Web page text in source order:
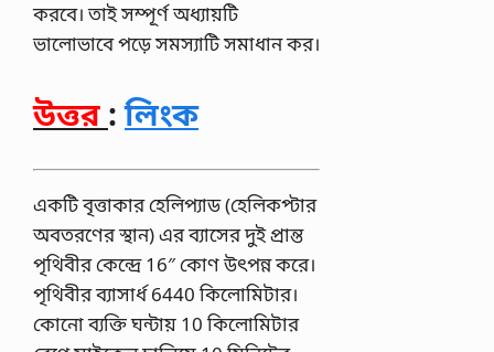
করবে। তাই সম্পূর্ণ অধ্যায়টি
ভালােভাবে পড়ে সমস্যাটি সমাধান কর।
উত্তর :লিংক
একটি বৃত্তাকার হেলিপ্যাড (হেলিকপ্টার
অবতরণের স্থান) এর ব্যাসের দুই প্রান্ত
পৃথিবীর কেন্দ্রে 16″ কোণ উৎপন্ন করে।
পৃথিবীর ব্যাসার্ধ 6440 কিলােমিটার।
কোনাে ব্যক্তি ঘন্টায় 10 কিলােমিটার